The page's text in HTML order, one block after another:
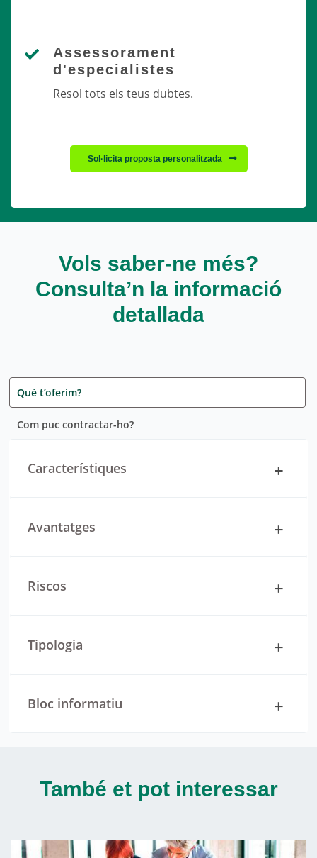
Assessorament
d'especialistes
Resol tots els teus dubtes.
Sol·licita proposta personalitzada
Vols saber-ne més?
Consulta’n la informació
detallada
Què t’oferim?
Com puc contractar-ho?
Característiques
Avantatges
Riscos
Tipologia
Bloc informatiu
També et pot interessar